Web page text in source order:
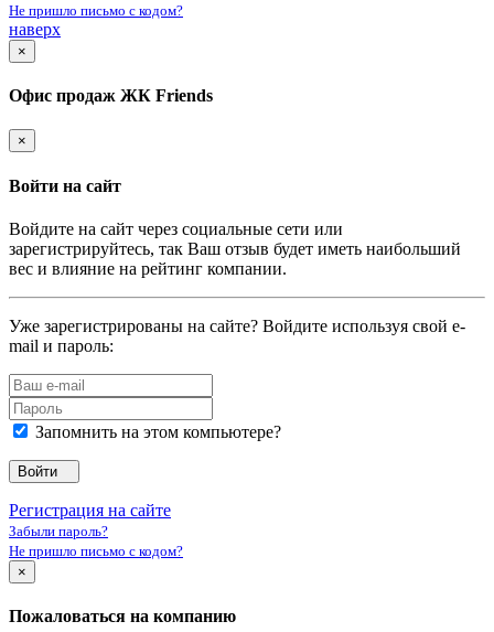
Не пришло письмо с кодом?
наверх
×
Офис продаж ЖК Friends
×
Войти на сайт
Войдите на сайт через социальные сети или
зарегистрируйтесь, так Ваш отзыв будет иметь наибольший
вес и влияние на рейтинг компании.
Уже зарегистрированы на сайте? Войдите используя свой e-
mail и пароль:
Запомнить на этом компьютере?
Войти
Регистрация на сайте
Забыли пароль?
Не пришло письмо с кодом?
×
Пожаловаться на компанию